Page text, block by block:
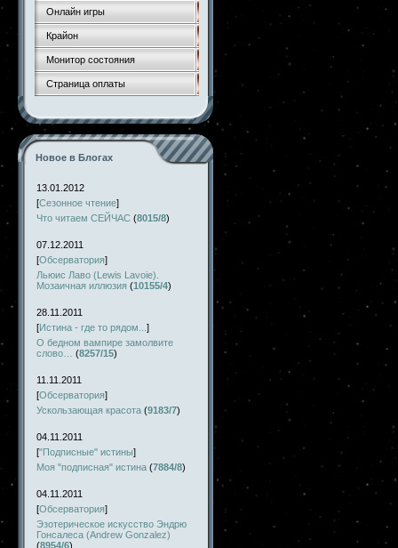
Онлайн игры
Крайон
Монитор состояния
Страница оплаты
Новое в Блогах
13.01.2012
[Сезонное чтение]
Что читаем СЕЙЧАС (8015/8)
07.12.2011
[Обсерватория]
Льюис Лаво (Lewis Lavoie).
Мозаичная иллюзия (10155/4)
28.11.2011
[Истина - где то рядом... ]
О бедном вампире замолвите
слово…
(8257/15)
11.11.2011
[Обсерватория]
Ускользающая красота (9183/7)
04.11.2011
["Подписные" истины]
Моя "подписная" истина (7884/8)
04.11.2011
[Обсерватория]
Эзотерическое искусство Эндрю
Гонсалеса (Andrew Gonzalez)
(8954/6)